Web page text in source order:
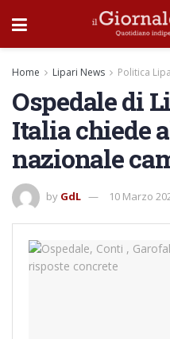
Home Lipari News Politica
Ospedale di
Italia chiede
nazionale
by GdL 10 Marzo